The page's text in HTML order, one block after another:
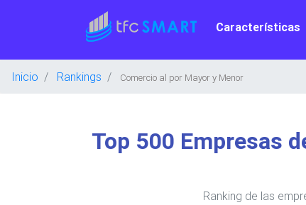
Características
Inicio Rankings Comercio al por Mayor y Menor
Top 500 Empresas
Ranking de las